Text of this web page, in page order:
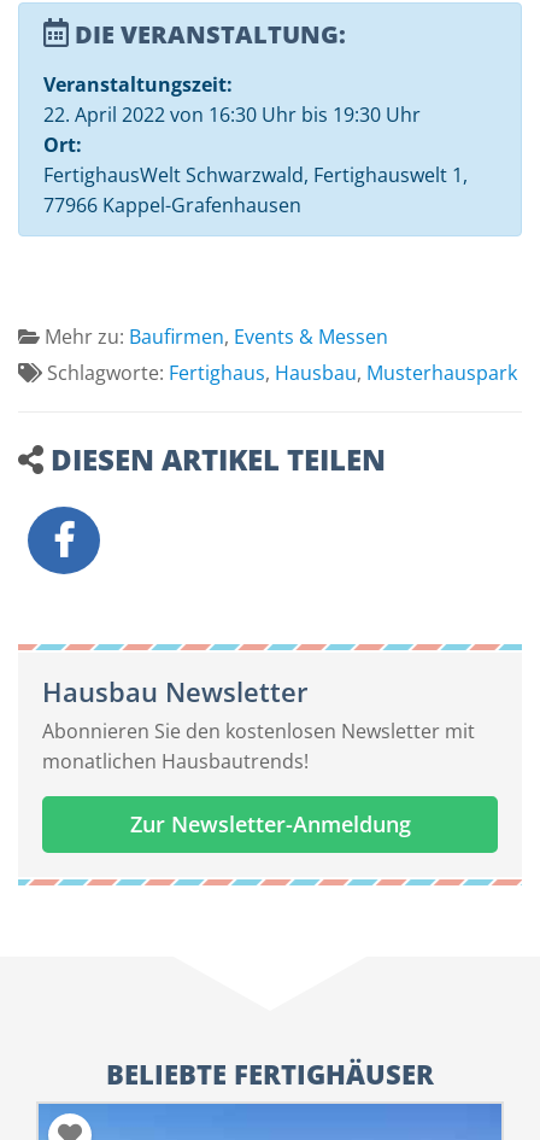
DIE VERANSTALTUNG:
Veranstaltungszeit:
22. April 2022 von 16:30 Uhr bis 19:30 Uhr
Ort:
FertighausWelt Schwarzwald, Fertighauswelt 1,
77966 Kappel-Grafenhausen
Mehr zu: Baufirmen, Events & Messen
Schlagworte: Fertighaus, Hausbau, Musterhauspark
DIESEN ARTIKEL TEILEN
Hausbau Newsletter
Abonnieren Sie den kostenlosen Newsletter mit
monatlichen Hausbautrends!
Zur Newsletter-Anmeldung
BELIEBTE FERTIGHÄUSER